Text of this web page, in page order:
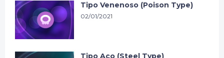
Tipo Venenoso (Poison Type)
02/01/2021
Tipo Aço (Steel Type)